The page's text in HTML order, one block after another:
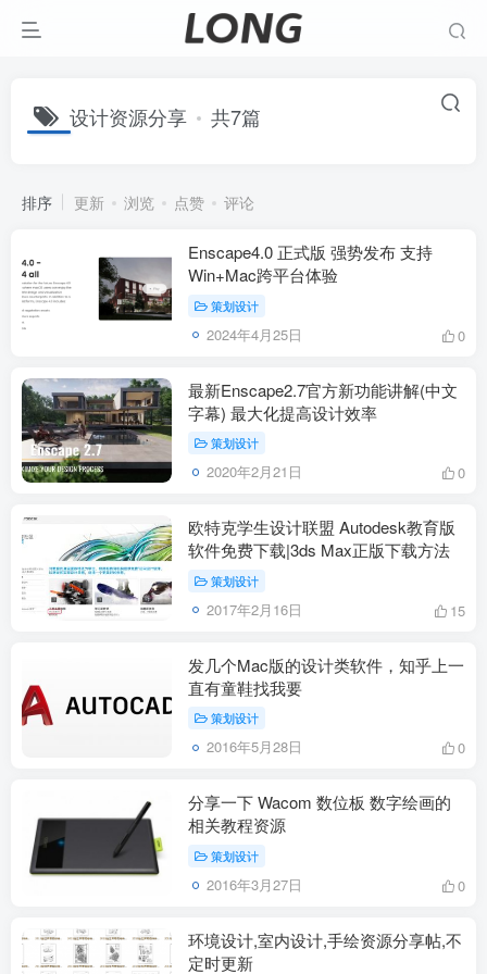
设计资源分享 共7篇
排序 更新 浏览 点赞 评论
Enscape4.0 正式版 强势发布 支持
Win+Mac跨平台体验
策划设计
2024年4月25日 0
最新Enscape2.7官方新功能讲解(中文
字幕) 最大化提高设计效率
策划设计
2020年2月21日 0
欧特克学生设计联盟 Autodesk教育版
软件免费下载|3ds Max正版下载方法
策划设计
2017年2月16日 15
发几个Mac版的设计类软件，知乎上一
直有童鞋找我要
策划设计
2016年5月28日 0
分享一下 Wacom 数位板 数字绘画的
相关教程资源
策划设计
2016年3月27日 0
环境设计,室内设计,手绘资源分享帖,不
定时更新